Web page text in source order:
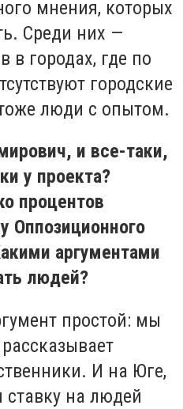
мнения, которых
Среди них —
в городах, где по
городские
люди с опытом.
и все-таки,
у проекта?
процентов
Оппозиционного
аргументами
людей?
простой: мы
И на Юге,
ставку на людей